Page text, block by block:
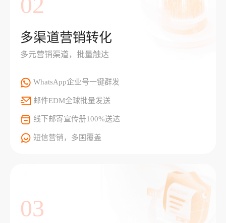
多渠道营销转化
多元营销渠道，批量触达
WhatsApp企业号一键群发
邮件EDM全球批量发送
线下邮寄宣传册100%送达
短信营销，多国覆盖
03